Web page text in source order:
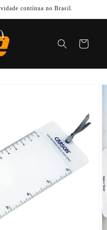
contínua no Brasil.
Carrinho